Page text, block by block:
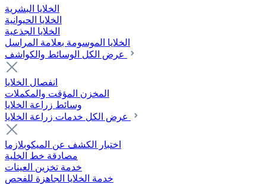
الخلايا البشرية
الخلايا الحيوانية
الخلايا الجذعية
الخلايا الموسومة بعلامة المراسل
انفصال الخلايا
المخزن المؤقت والمكملات
وسائط زراعة الخلايا
اختبار الكشف عن الميكوبلازما
مصادقة خط الخلية
خدمة تخزين العينات
خدمة الخلايا الجاهزة للفحص